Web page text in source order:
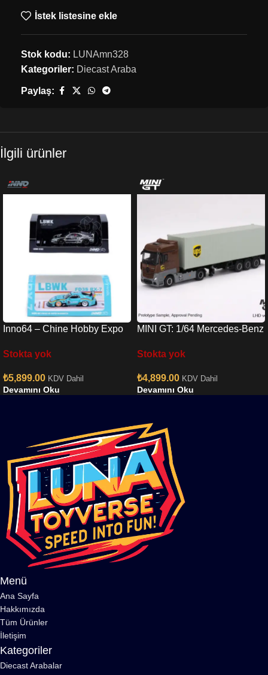
İstek listesine ekle
Stok kodu: LUNAmn328
Kategoriler: Diecast Araba
Paylaş:
İlgili ürünler
Inno64 – Chine Hobby Expo
Stokta yok
₺5,899.00 KDV Dahil
Devamını Oku
MINI GT: 1/64 Mercedes-Benz
UPS Europe”
Stokta yok
₺4,899.00 KDV Dahil
Devamını Oku
Menü
Ana Sayfa
Hakkımızda
Tüm Ürünler
İletişim
Kategoriler
Diecast Arabalar